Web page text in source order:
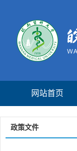
网站首页
政策文件